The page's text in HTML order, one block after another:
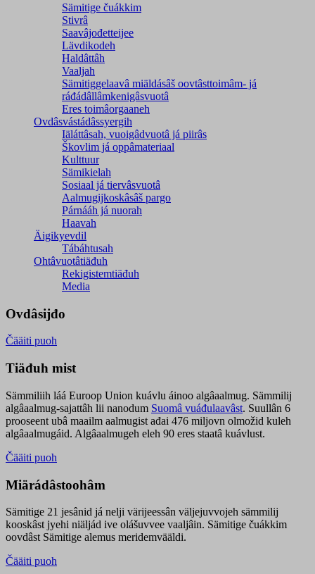
Sämitige čuákkim
Stivrâ
Saavâjođetteijee
Lävdikodeh
Haldâttâh
Vaaljah
Sämitiggelaavâ miäldásâš oovtâsttoimâm- já
ráđádâllâmkenigâsvuotâ
Eres toimâorgaaneh
Ovdâsvástádâssyergih
Iäláttâsah, vuoigâdvuotâ já piirâs
Škovlim já oppâmateriaal
Kulttuur
Sämikielah
Sosiaal já tiervâsvuotâ
Aalmugijkoskâsâš pargo
Párnááh já nuorah
Haavah
Äigikyevdil
Tábáhtusah
Ohtâvuotâtiäđuh
Rekigistemtiäđuh
Media
Ovdâsijđo
Čääiti puoh
Tiäđuh mist
Sämmiliih láá Euroop Union kuávlu áinoo algâaalmug. Sämmilij
algâaalmug-sajattâh lii nanodum Suomâ vuáđulaavâst. Suullân 6
prooseent ubâ maailm aalmugist ađai 476 miljovn olmožid kuleh
algâaalmugáid. Algâaalmugeh eleh 90 eres staatâ kuávlust.
Čääiti puoh
Miärádâstoohâm
Sämitige 21 jesânid já nelji värijeessân väljejuvvojeh sämmilij
kooskâst jyehi niäljád ive olášuvvee vaaljâin. Sämitige čuákkim
oovdâst Sämitige alemus meridemvääldi.
Čääiti puoh